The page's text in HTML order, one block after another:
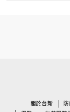
關於台新